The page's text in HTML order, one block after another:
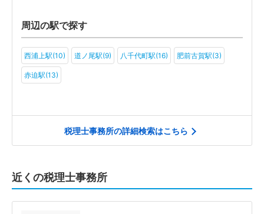
周辺の駅で探す
西浦上駅(10) 道ノ尾駅(9) 八千代町駅(16) 肥前古賀駅(3)
赤迫駅(13)
税理士事務所の詳細検索はこちら
近くの税理士事務所